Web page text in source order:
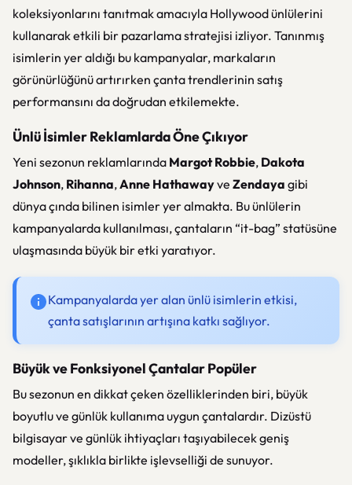
koleksiyonlarını tanıtmak amacıyla Hollywood ünlülerini
kullanarak etkili bir pazarlama stratejisi izliyor. Tanınmış
isimlerin yer aldığı bu kampanyalar, markaların
görünürlüğünü artırırken çanta trendlerinin satış
performansını da doğrudan etkilemekte.
Ünlü İsimler Reklamlarda Öne Çıkıyor
Yeni sezonun reklamlarında Margot Robbie, Dakota
Johnson, Rihanna,Anne Hathawayve Zendaya gibi
dünya çında bilinen isimler yer almakta. Bu ünlülerin
kampanyalarda kullanılması, çantaların “it-bag” statüsüne
ulaşmasında büyük bir etki yaratıyor.
Kampanyalarda yer alan ünlü isimlerin etkisi,
çanta satışlarının artışına katkı sağlıyor.
Büyük ve Fonksiyonel Çantalar Popüler
Bu sezonun en dikkat çeken özelliklerinden biri, büyük
boyutlu ve günlük kullanıma uygun çantalardır. Dizüstü
bilgisayar ve günlük ihtiyaçları taşıyabilecek geniş
modeller, şıklıkla birlikte işlevselliği de sunuyor.